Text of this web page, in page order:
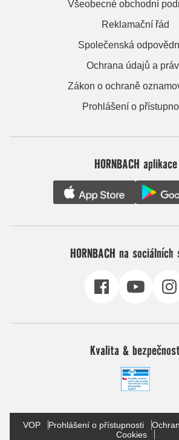
Všeobecné obchodní
Reklamační řád
Společenská
Ochrana údajů a
Zákon o ochraně
Prohlášení o
HORNBACH aplikace
HORNBACH na
Kvalita &
VOP Prohlášení o přístupnosti
Cookies